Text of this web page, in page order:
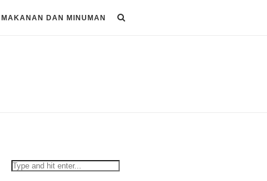
MAKANAN DAN MINUMAN